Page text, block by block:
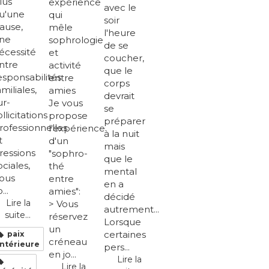
Lire la
suite...
paix
qui
mêle
sophrologie
et
activité
entre
amies
Je vous
propose
l'expérience
d'un
"sophro-
thé
entre
amies":
> Vous
réservez
un
créneau
en jo...
Lire la
avec le
soir
l'heure
de se
coucher,
que le
corps
devrait
se
préparer
à la nuit
mais
que le
mental
en a
décidé
autrement...
Lorsque
certaines
pers...
Lire la